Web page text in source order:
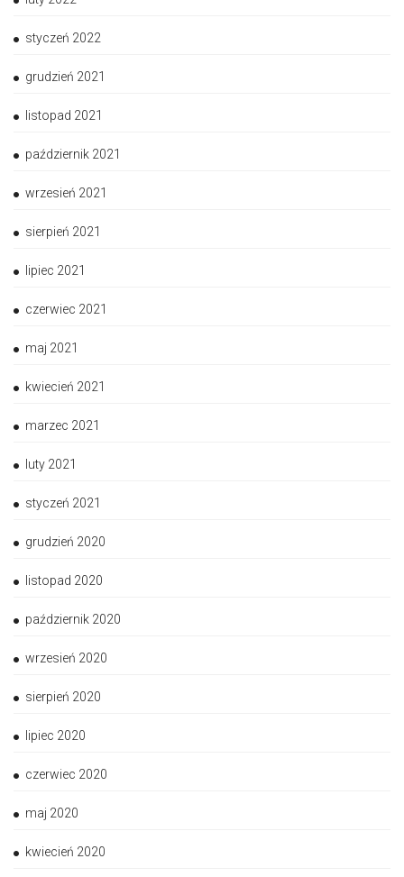
styczeń 2022
grudzień 2021
listopad 2021
październik 2021
wrzesień 2021
sierpień 2021
lipiec 2021
czerwiec 2021
maj 2021
kwiecień 2021
marzec 2021
luty 2021
styczeń 2021
grudzień 2020
listopad 2020
październik 2020
wrzesień 2020
sierpień 2020
lipiec 2020
czerwiec 2020
maj 2020
kwiecień 2020